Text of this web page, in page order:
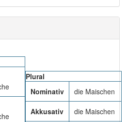
Nutzer haben den Artikel
Plural
Nominativ
die Maischen
Akkusativ die Maischen